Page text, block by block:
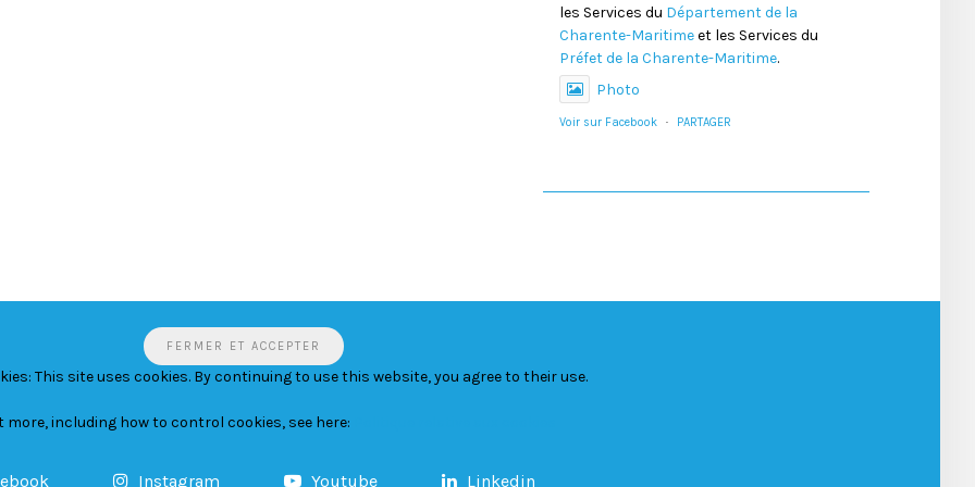
les Services du Département de la
Charente-Maritimeet les Services du
Préfet de la Charente-Maritime.
Photo
Voir sur Facebook · PARTAGER
This site uses cookies. By continuing to use this website, you agree to their use.
more, including how to control cookies, see here:
Instagram Youtube Linkedin